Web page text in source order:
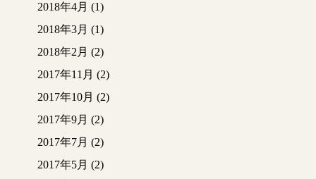
2018年4月 (1)
2018年3月 (1)
2018年2月 (2)
2017年11月 (2)
2017年10月 (2)
2017年9月 (2)
2017年7月 (2)
2017年5月 (2)